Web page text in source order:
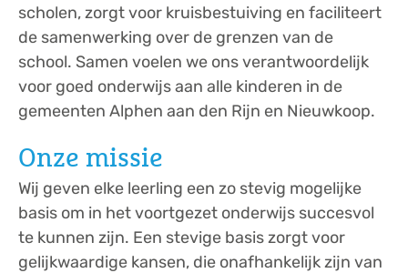
scholen, zorgt voor kruisbestuiving en faciliteert
de samenwerking over de grenzen van de
school. Samen voelen we ons verantwoordelijk
voor goed onderwijs aan alle kinderen in de
gemeenten Alphen aan den Rijn en Nieuwkoop.
Onze missie
Wij geven elke leerling een zo stevig mogelijke
basis om in het voortgezet onderwijs succesvol
te kunnen zijn. Een stevige basis zorgt voor
gelijkwaardige kansen, die onafhankelijk zijn van